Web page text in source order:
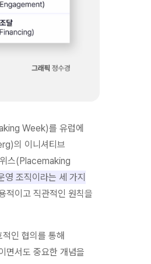
Week)를 유럽에
의 이니셔티브
스(Placemaking
영 조직이라는 세 가지
적이고 직관적인 원칙을
인 협의를 통해
면서도 중요한 개념을